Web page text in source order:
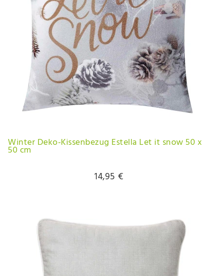
Winter Deko-Kissenbezug Estella Let it snow 50 x
50 cm
14,95 €